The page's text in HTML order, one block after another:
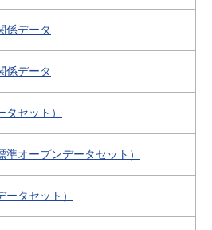
係データ
係データ
セット）
オープンデータセット）
タセット）